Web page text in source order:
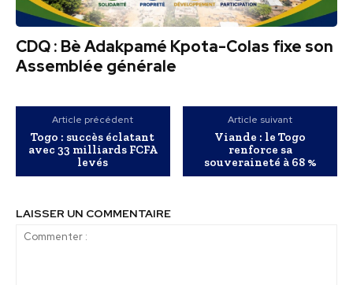
CDQ : Bè Adakpamé Kpota-Colas fixe son
Assemblée générale
Article précédent
Togo : succès éclatant
avec 33 milliards FCFA
levés
Article suivant
Viande : le Togo
renforce sa
souveraineté à 68 %
LAISSER UN COMMENTAIRE